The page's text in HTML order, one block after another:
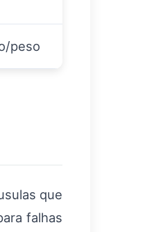
peso
que
falhas